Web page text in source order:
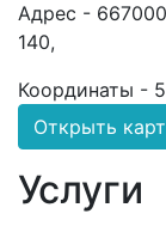
Адрес -
140,
Координаты -
Открыть
Услуги